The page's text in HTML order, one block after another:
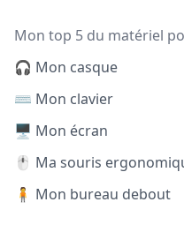
Mon top 5 du matériel
🎧 Mon casque
⌨️ Mon clavier
🖥️ Mon écran
🖱️ Ma souris
🧍 Mon bureau debout